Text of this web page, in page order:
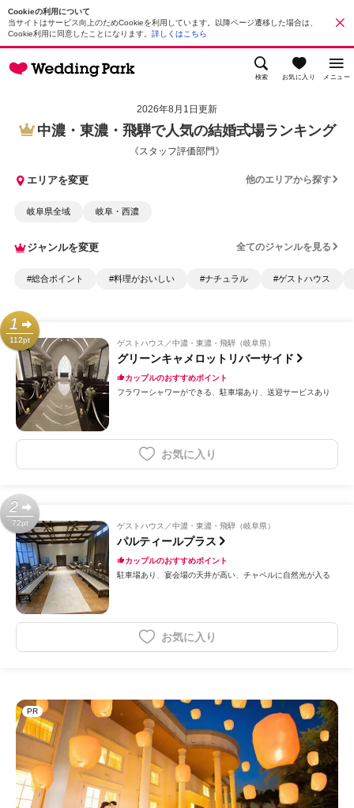
Cookieの利用について
当サイトはサービス向上のためCookieを利用しています。以降ページ遷移した場合は、
Cookie利用に同意したことになります。 詳しくはこちら
検索 お気に入り メニュー
2026年8月1日更新
中濃・東濃・飛騨で人気の結婚式場ランキング
《スタッフ評価部門》
エリアを変更 他のエリアから探す
岐阜県全域 岐阜・西濃
ジャンルを変更 全てのジャンルを見る
#総合ポイント #料理がおいしい #ナチュラル #ゲストハウス
1
112pt ゲストハウス 中濃・東濃・飛騨（岐阜県）
グリーンキャメロットリバーサイド
カップルのおすすめポイント
フラワーシャワーができる
駐車場あり 送迎サービスあり
お気に入り
2
72pt ゲストハウス 中濃・東濃・飛騨（岐阜県）
パルティールプラス
カップルのおすすめポイント
駐車場あり
宴会場の天井が高い チャペルに自然光が入る
お気に入り
PR